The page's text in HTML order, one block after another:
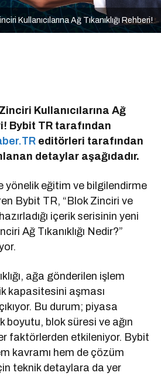
Kullanıcılarına Ağ Tıkanıklığı Rehberi!
Kullanıcılarına Ağ
Bybit TR tarafından
editörleri tarafından
detaylar aşağıdadır.
yönelik eğitim ve bilgilendirme
Bybit TR, “Blok Zinciri ve
içerik serisinin yeni
Ağ Tıkanıklığı Nedir?”
ağa gönderilen işlem
kapasitesini aşması
Bu durum; piyasa
boyutu, blok süresi ve ağın
faktörlerden etkileniyor. Bybit
kavramı hem de çözüm
teknik detaylara da yer